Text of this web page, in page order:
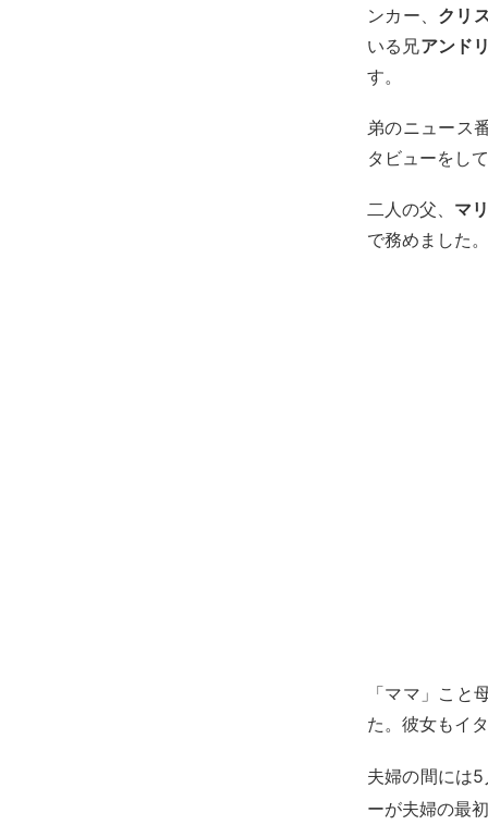
ンカー、 クリ
いる兄アンド
す。
弟のニュース
タビューをし
二人の父、 マ
で務めました
「ママ」こと
た。彼女もイ
夫婦の間には
ーが夫婦の最